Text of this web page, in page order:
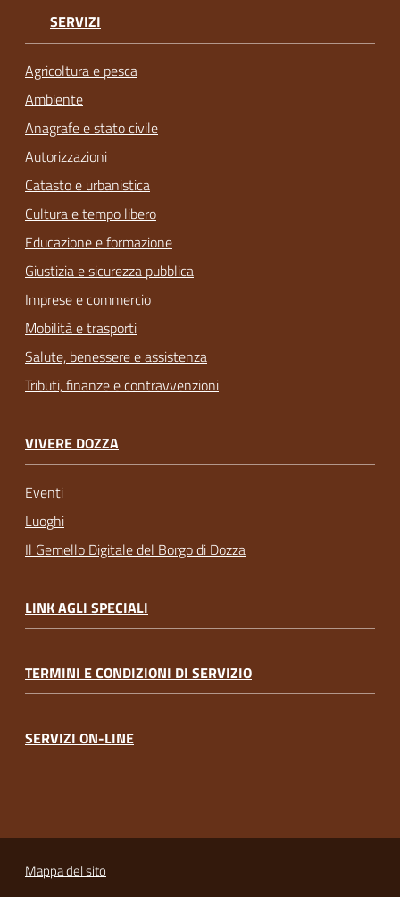
SERVIZI
Agricoltura e pesca
Ambiente
Anagrafe e stato civile
Autorizzazioni
Catasto e urbanistica
Cultura e tempo libero
Educazione e formazione
Giustizia e sicurezza pubblica
Imprese e commercio
Mobilità e trasporti
Salute, benessere e assistenza
Tributi, finanze e contravvenzioni
VIVERE DOZZA
Eventi
Luoghi
Il Gemello Digitale del Borgo di Dozza
LINK AGLI SPECIALI
TERMINI E CONDIZIONI DI SERVIZIO
SERVIZI ON-LINE
Mappa del sito